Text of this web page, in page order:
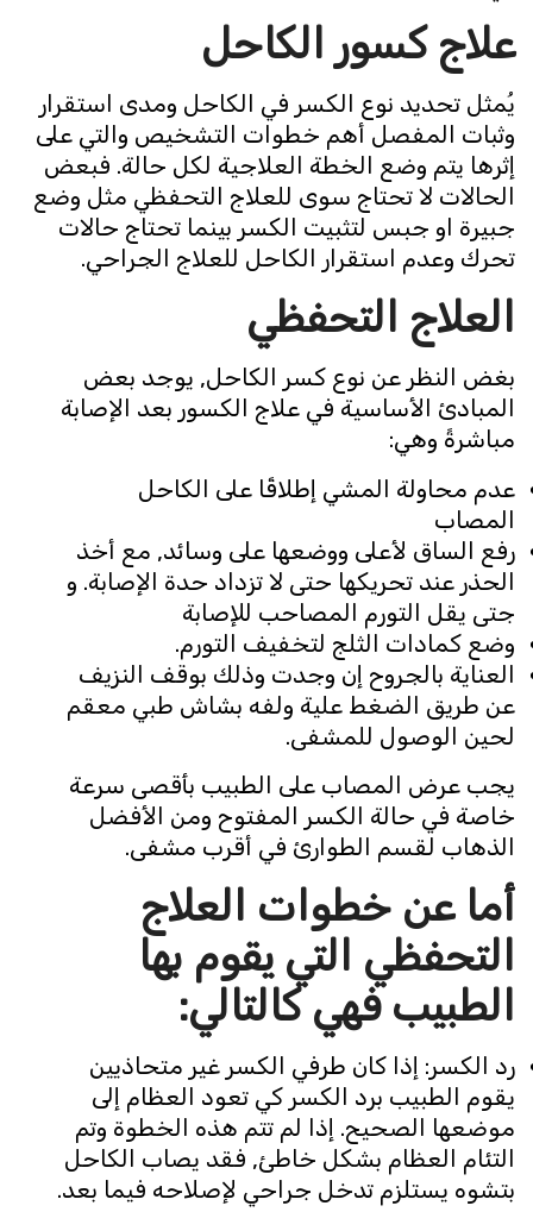
علاج كسور الكاحل
يُمثل تحديد نوع الكسر في الكاحل ومدى استقرار
وثبات المفصل أهم خطوات التشخيص والتي على
إثرها يتم وضع الخطة العلاجية لكل حالة. فبعض
الحالات لا تحتاج سوى للعلاج التحفظي مثل وضع
جبيرة او جبس لتثبيت الكسر بينما تحتاج حالات
تحرك وعدم استقرار الكاحل للعلاج الجراحي.
العلاج التحفظي
بغض النظر عن نوع كسر الكاحل, يوجد بعض
المبادئ الأساسية في علاج الكسور بعد الإصابة
مباشرةً وهي:
عدم محاولة المشي إطلاقًا على الكاحل
المصاب
رفع الساق لأعلى ووضعها على وسائد, مع أخذ
الحذر عند تحريكها حتى لا تزداد حدة الإصابة. و
جتى يقل التورم المصاحب للإصابة
وضع كمادات الثلج لتخفيف التورم.
العناية بالجروح إن وجدت وذلك بوقف النزيف
عن طريق الضغط علية ولفه بشاش طبي معقم
لحين الوصول للمشفى.
يجب عرض المصاب على الطبيب بأقصى سرعة
خاصة في حالة الكسر المفتوح ومن الأفضل
الذهاب لقسم الطوارئ في أقرب مشفى.
أما عن خطوات العلاج
التحفظي التي يقوم بها
الطبيب فهي كالتالي:
رد الكسر: إذا كان طرفي الكسر غير متحاذيين
يقوم الطبيب برد الكسر كي تعود العظام إلى
موضعها الصحيح. إذا لم تتم هذه الخطوة وتم
التئام العظام بشكل خاطئ, فقد يصاب الكاحل
بتشوه يستلزم تدخل جراحي لإصلاحه فيما بعد.